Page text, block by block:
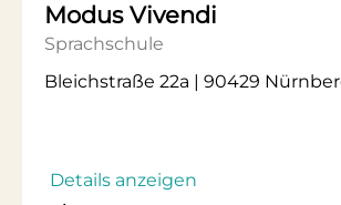
Modus Vivendi
Sprachschule
Bleichstraße 22a | 90429
Details anzeigen